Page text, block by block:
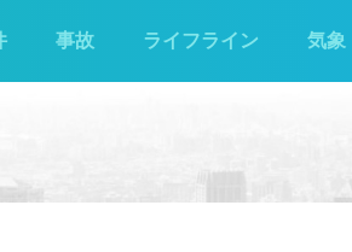
事故 ライフライン 気象